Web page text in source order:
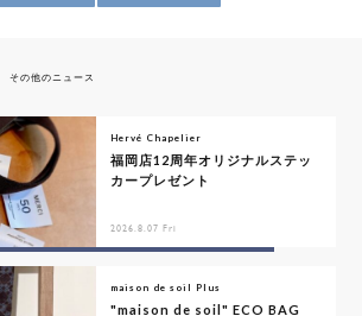
その他のニュース
Hervé Chapelier
福岡店12周年オリジナルステッ
カープレゼント
2026.8.07 Fri
maison de soil Plus
"maison de soil" ECO BAG